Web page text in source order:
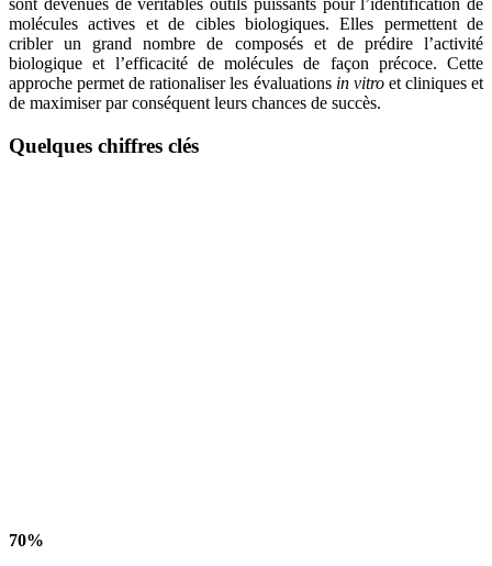
sont devenues de véritables outils puissants pour l’identification de
molécules actives et de cibles biologiques. Elles permettent de
cribler un grand nombre de composés et de prédire l’activité
biologique et l’efficacité de molécules de façon précoce. Cette
approche permet de rationaliser les évaluations in vitroet cliniques et
de maximiser par conséquent leurs chances de succès.
Quelques chiffres clés
70%